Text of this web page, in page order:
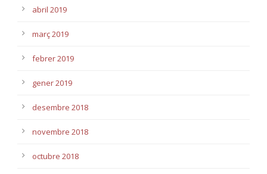
abril 2019
març 2019
febrer 2019
gener 2019
desembre 2018
novembre 2018
octubre 2018